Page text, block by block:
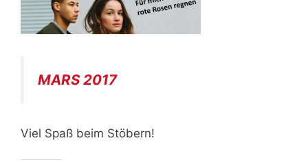
MARS 2017
Viel Spaß beim Stöbern!